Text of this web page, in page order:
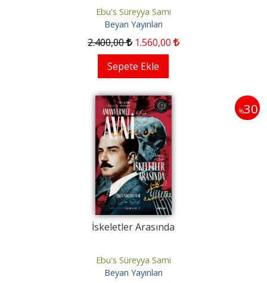
Ebu's Süreyya Sami
Beyan Yayınları
2.400,00 1.560,00
Sepete Ekle
%30
İskeletler Arasında
Ebu's Süreyya Sami
Beyan Yayınları